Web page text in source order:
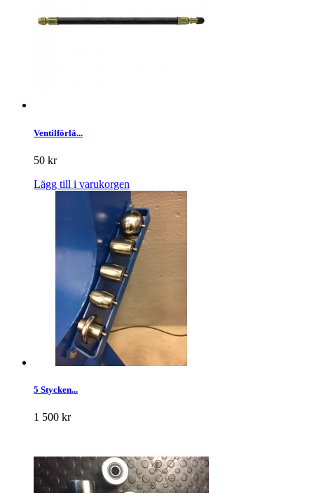
Ventilförlä...
50 kr
Lägg till i varukorgen
5 Stycken...
1 500 kr